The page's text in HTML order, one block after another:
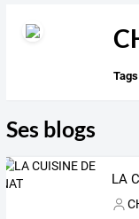
Ses blogs
LA